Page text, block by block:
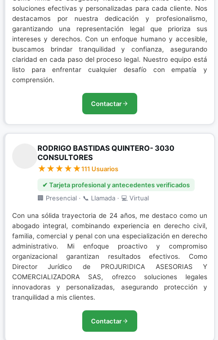
soluciones efectivas y personalizadas para cada cliente. Nos
destacamos por nuestra dedicación y profesionalismo,
garantizando una representación legal que prioriza sus
intereses y derechos. Con un enfoque humano y accesible,
buscamos brindar tranquilidad y confianza, asegurando
claridad en cada paso del proceso legal. Nuestro equipo está
listo para enfrentar cualquier desafío con empatía y
comprensión.
Contactar
RODRIGO BASTIDAS QUINTERO- 3030
CONSULTORES
111 Usuarios
✔ Tarjeta profesional y antecedentes verificados
🏢 Presencial · 📞 Llamada · 💻 Virtual
Con una sólida trayectoria de 24 años, me destaco como un
abogado integral, combinando experiencia en derecho civil,
familia, comercial y penal con una especialización en derecho
administrativo. Mi enfoque proactivo y compromiso
organizacional garantizan resultados efectivos. Como
Director Jurídico de PROJURIDICA ASESORIAS Y
COMERCIALIZADORA SAS, ofrezco soluciones legales
innovadoras y personalizadas, asegurando protección y
tranquilidad a mis clientes.
Contactar